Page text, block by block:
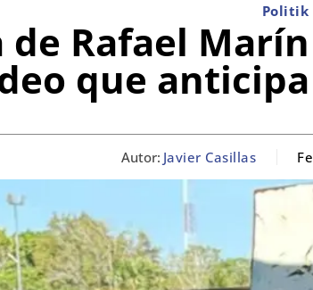
Politik
de Rafael
que
Autor: Javier Casillas